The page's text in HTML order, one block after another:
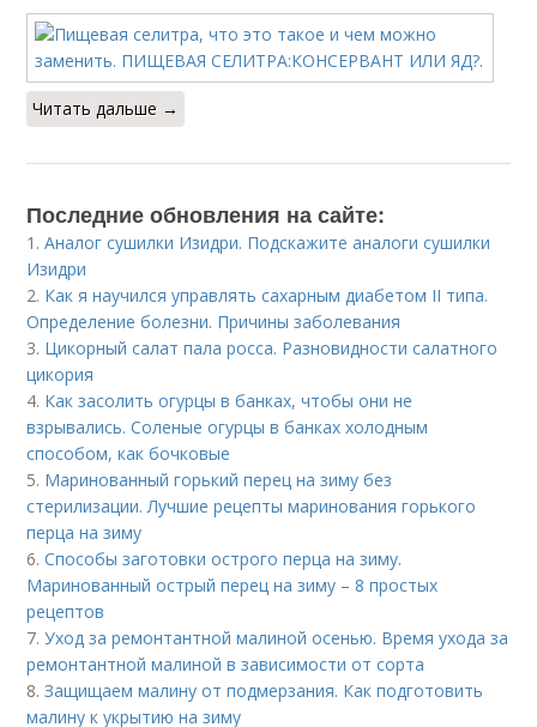
Читать дальше →
Последние обновления на сайте:
1.Аналог сушилки Изидри. Подскажите аналоги сушилки
Изидри
2. Как я научился управлять сахарным диабетом II типа.
Определение болезни. Причины заболевания
3. Цикорный салат пала росса. Разновидности салатного
цикория
4. Как засолить огурцы в банках, чтобы они не
взрывались. Соленые огурцы в банках холодным
способом, как бочковые
5. Маринованный горький перец на зиму без
стерилизации. Лучшие рецепты маринования горького
перца на зиму
6.Способы заготовки острого перца на зиму.
Маринованный острый перец на зиму – 8 простых
рецептов
7.Уход за ремонтантной малиной осенью. Время ухода за
ремонтантной малиной в зависимости от сорта
8.Защищаем малину от подмерзания. Как подготовить
малину к укрытию на зиму